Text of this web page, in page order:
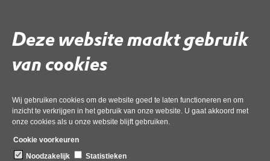
Deze website maakt gebruik
van cookies
Wij gebruiken cookies om de website goed te laten functioneren en om
inzicht te verkrijgen in het gebruik van onze website. U gaat akkoord met
onze cookies als u onze website blijft gebruiken.
Cookie voorkeuren
Noodzakelijk
Statistieken
Bezoekadres
Dampten 2, 1624 NR Hoorn